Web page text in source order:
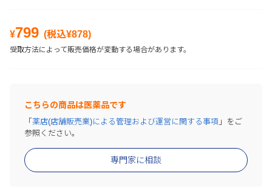
¥799 (税込¥878)
受取方法によって販売価格が変動する場合があります。
こちらの商品は医薬品です
専門家に相談
「 薬店(店舗販売業)による管理および運営に関する事項 」をご
参照ください。